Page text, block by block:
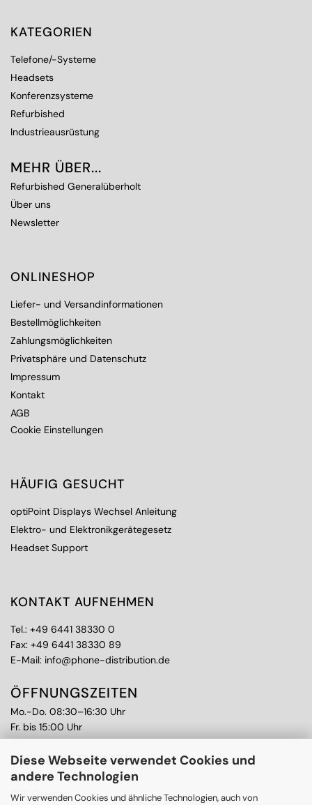
Diese Webseite verwendet Cookies und
andere Technologien
Wir verwenden Cookies und ähnliche Technologien, auch von
KATEGORIEN
Telefone/-Systeme
Headsets
Konferenzsysteme
Refurbished
Industrieausrüstung
MEHR ÜBER...
Refurbished Generalüberholt
Über uns
Newsletter
ONLINESHOP
Liefer- und Versandinformationen
Bestellmöglichkeiten
Zahlungsmöglichkeiten
Privatsphäre und Datenschutz
Impressum
Kontakt
AGB
Cookie Einstellungen
HÄUFIG GESUCHT
optiPoint Displays Wechsel Anleitung
Elektro- und Elektronikgerätegesetz
Headset Support
KONTAKT AUFNEHMEN
Tel.: +49 6441 38330 0
Fax: +49 6441 38330 89
E-Mail: info@phone-distribution.de
ÖFFNUNGSZEITEN
Mo.-Do. 08:30–16:30 Uhr
Fr. bis 15:00 Uhr
WEITERE THEMEN
Ankauf
CPS Garantie